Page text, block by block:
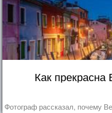
Как
Фотограф рассказал, почему